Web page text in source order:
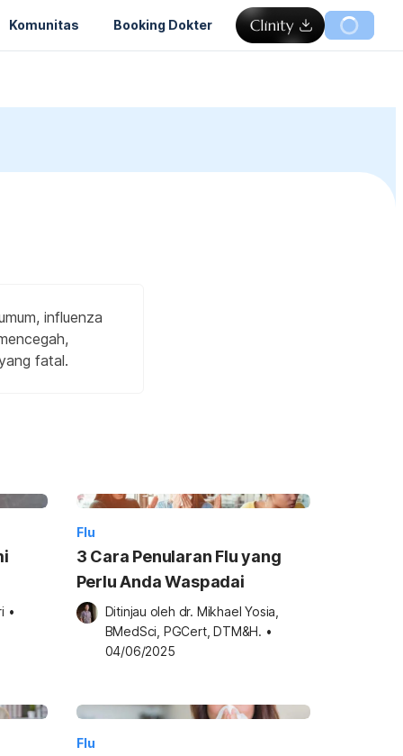
Komunitas Booking Dokter
influenza
fatal.
•
Flu
3 Cara Penularan Flu yang
Perlu Anda Waspadai
Ditinjau oleh dr. Mikhael Yosia,
BMedSci, PGCert, DTM&H. •
04/06/2025
Flu